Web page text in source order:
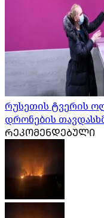
რუსეთის ტვერის
დრონების
ᲠᲔᲙᲝᲛᲔᲜᲓᲔᲑᲣᲚᲘ